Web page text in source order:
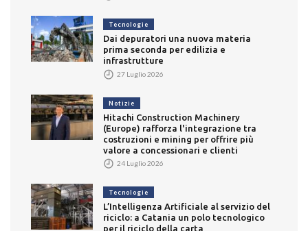
Tecnologie
Dai depuratori una nuova materia
prima seconda per edilizia e
infrastrutture
27 Luglio 2026
Notizie
Hitachi Construction Machinery
(Europe) rafforza l'integrazione tra
costruzioni e mining per offrire più
valore a concessionari e clienti
24 Luglio 2026
Tecnologie
L’Intelligenza Artificiale al servizio del
riciclo: a Catania un polo tecnologico
per il riciclo della carta